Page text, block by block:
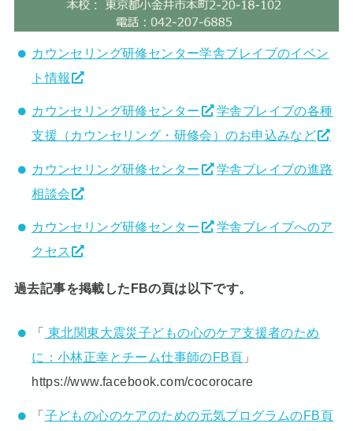
カウンセリング研修センター学舎ブレイブのイベン
ト情報
カウンセリング研修センター
学舎ブレイブの各種
支援（カウンセリング・研修会）のお申込みなど
カウンセリング研修センター
学舎ブレイブの進路
相談会
カウンセリング研修センター
学舎ブレイブへのア
クセス
過去記事を掲載したFBの頁は以下です。
「 東北関東大震災子どもの心のケア支援者のため
に：小林正幸とチーム仕事師のFB頁 」
https://www.facebook.com/cocorocare
「子どもの心のケアのための元気プログラムのFB頁